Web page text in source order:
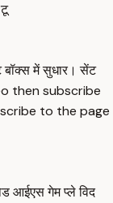
बॉक्स में सुधार। सेंट
then subscribe
to the page
आईएस गेम प्ले विद